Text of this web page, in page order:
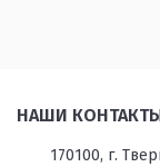
НАШИ
170100, г.